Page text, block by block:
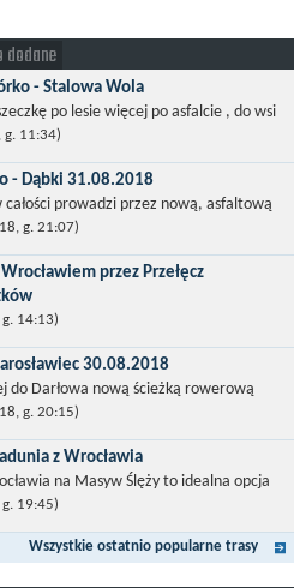
dodane
- Stalowa Wola
po lesie więcej po asfalcie , do wsi
siarki również nie ma , a ci co
11:34)
- Dąbki 31.08.2018
całości prowadzi przez nową, asfaltową
do Iwięcina wzdłuż drogi 203).
g. 21:07)
przez Przełęcz
Wrocławiem, raczej płaska z jednym
Sulistrowicką od strony Olesznej.
14:13)
30.08.2018
do Darłowa nową ścieżką rowerową
gdzie na pierwszym rondzie zjazd
g. 20:15)
z Wrocławia
na Masyw Ślęży to idealna opcja
gravelowy). Zimą, kiedy nie ma śniegu,
19:45)
Wszystkie ostatnio popularne trasy